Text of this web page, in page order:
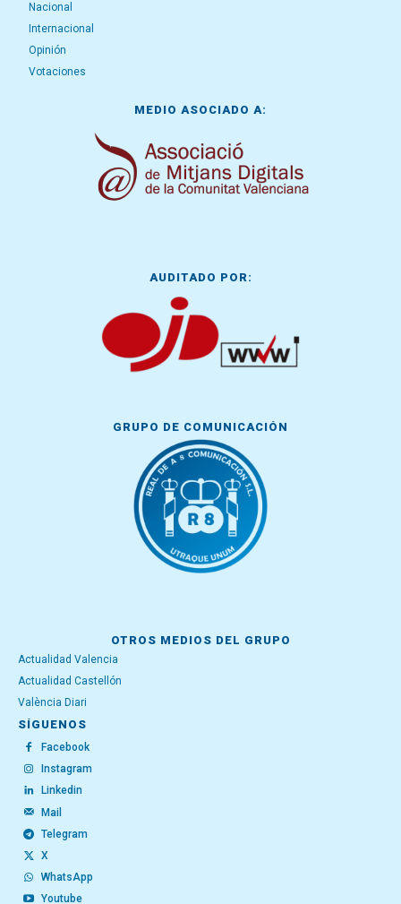
Nacional
Internacional
Opinión
Votaciones
MEDIO ASOCIADO A:
AUDITADO POR:
GRUPO DE COMUNICACIÓN
OTROS MEDIOS DEL GRUPO
Actualidad Valencia
Actualidad Castellón
València Diari
SÍGUENOS
Facebook
Instagram
Linkedin
Mail
Telegram
X
WhatsApp
Youtube